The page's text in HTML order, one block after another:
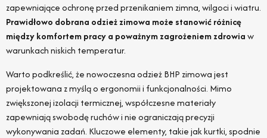
zapewniające ochronę przed przenikaniem zimna, wilgoci i wiatru.
Prawidłowo dobrana odzież zimowa może stanowić różnicę
między komfortem pracy a poważnym zagrożeniem zdrowiaw
warunkach niskich temperatur.
Warto podkreślić, że nowoczesna odzież BHP zimowa jest
projektowana z myślą o ergonomii i funkcjonalności. Mimo
zwiększonej izolacji termicznej, współczesne materiały
zapewniają swobodę ruchów i nie ograniczają precyzji
wykonywania zadań. Kluczowe elementy, takie jak kurtki, spodnie